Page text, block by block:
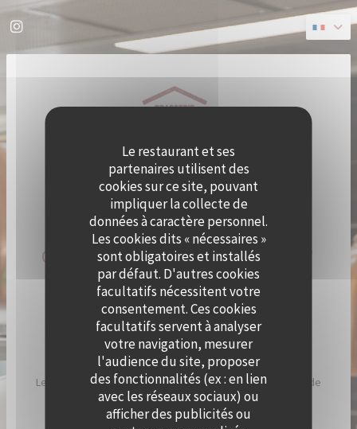
Personnalisation de vos choix en matière de cookies
Le restaurant et ses
partenaires utilisent des
cookies sur ce site, pouvant
impliquer la collecte de
données à caractère personnel.
Les cookies dits « nécessaires »
sont obligatoires et installés
par défaut. D'autres cookies
facultatifs nécessitent votre
consentement. Ces cookies
facultatifs servent à analyser
votre navigation, mesurer
l'audience du site, proposer
des fonctionnalités (ex : en lien
avec les réseaux sociaux) ou
afficher des publicités ou
Instagram ((ouvre une nouvelle fenêtre))
QUAI OUEST DEVIENT CRAMAT'
LE TEMPS D'UN ÉTÉ !
LE CHEF ALEXY ALGAR-DENOS S’INSTALLE À QUAI
OUEST LE TEMPS D’UN ÉTÉ !
Le Chef a imaginé Cramat’, comme un restaurant de bord de
plage, inspiré par ses racines catalanes et son humeur
ensoleillée.